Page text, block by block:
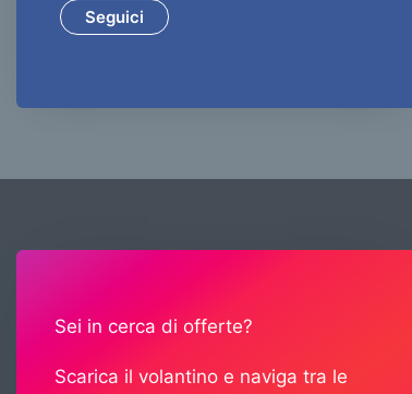
Seguici
Sei in cerca di offerte?
Scarica il volantino e naviga tra le